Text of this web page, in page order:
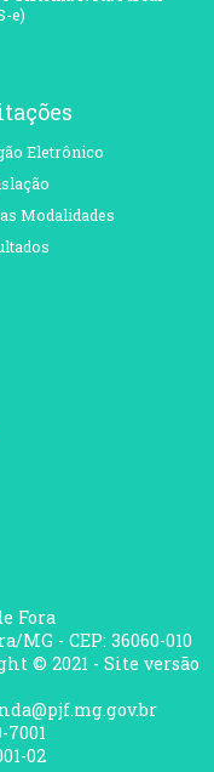
e)
Eletrônico
Modalidades
Fora
MG - CEP: 36060-010
© 2021 - Site versão
7001
02